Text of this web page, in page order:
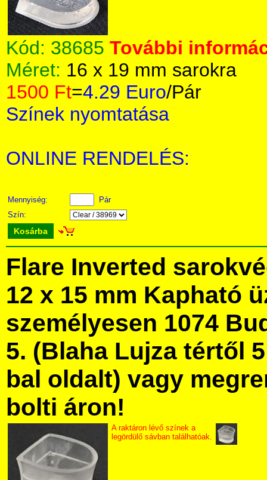
Kód: 38685 További
Méret: 16 x 19 mm sarokra
1500 Ft=4.29 Euro/Pár
Színek nyomtatása
ONLINE RENDELÉS:
Mennyiség:
Pár
Szín:
Kosárba
Flare Inverted
12 x 15 mm Kapható
személyesen 1074
5. (Blaha Lujza tértől
bal oldalt) vagy
bolti áron!
A raktáron lévő színek a
legördülő sávban találhatóak.